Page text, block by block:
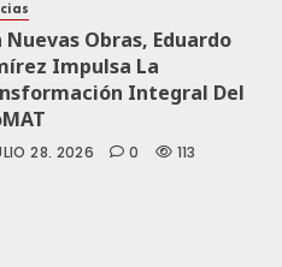
Nuevas Obras, Eduardo
Impulsa La
Integral Del
28, 2026 0 113